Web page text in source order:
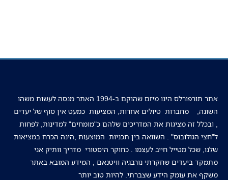
אתר תורפורלס הינו מיזם שהוקם ב-1994 האתר מנסה לעשות משהו
השונה, מחברות טיולים אחרות, המציעות כמעט אין סוף של יעדים
, ובכלל זה מציגות את המדריכים שלהם כ"מומחים" למדינות, לפחות
ל"חצי הגולובוס" . השוואה בין תכניות המוצעות ,הינה הכרח במציאות
שלנו, שכל מטייל חייב לעצמו . כחוקר היסטורי מדריך וותיק אני
מתמקד ביעדים שחקרתי נורבגיה וויטנאם , המידע המובא באתר
משקף את עומק הידע שצברתי. להיות טוב יותר